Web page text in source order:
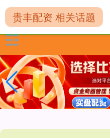
贵丰配资 相关话题